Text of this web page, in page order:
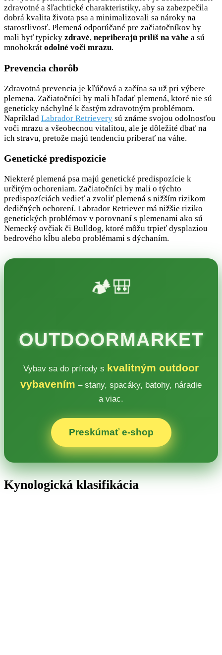
zdravotné a šľachtické charakteristiky, aby sa zabezpečila
dobrá kvalita života psa a minimalizovali sa nároky na
starostlivosť. Plemená odporúčané pre začiatočníkov by
mali byť typicky zdravé, nepriberajú príliš na váhe a sú
mnohokrát odolné voči mrazu.
Prevencia chorôb
Zdravotná prevencia je kľúčová a začína sa už pri výbere
plemena. Začiatočníci by mali hľadať plemená, ktoré nie sú
geneticky náchylné k častým zdravotným problémom.
Napríklad Labrador Retrievery sú známe svojou odolnosťou
voči mrazu a všeobecnou vitalitou, ale je dôležité dbať na
ich stravu, pretože majú tendenciu priberať na váhe.
Genetické predispozície
Niekteré plemená psa majú genetické predispozície k
určitým ochoreniam. Začiatočníci by mali o týchto
predispozíciách vedieť a zvoliť plemená s nižším rizikom
dedičných ochorení. Labrador Retriever má nižšie riziko
genetických problémov v porovnaní s plemenami ako sú
Nemecký ovčiak či Bulldog, ktoré môžu trpieť dysplaziou
bedrového kĺbu alebo problémami s dýchaním.
🏕️🎒
OUTDOORMARKET
Vybav sa do prírody s kvalitným outdoor
vybavením – stany, spacáky, batohy, náradie
a viac.
Preskúmať e‑shop
Kynologická klasifikácia